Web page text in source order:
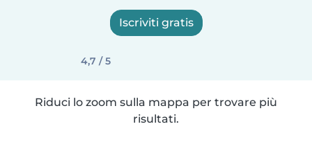
Iscriviti gratis
4,7 / 5
Riduci lo zoom sulla mappa per trovare più
risultati.